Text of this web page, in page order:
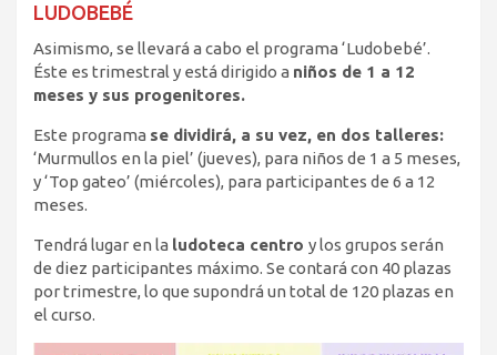
LUDOBEBÉ
Asimismo, se llevará a cabo el programa ‘Ludobebé’.
Éste es trimestral y está dirigido a niños de 1 a 12
meses y sus progenitores.
Este programa se dividirá, a su vez, en dos talleres:
‘Murmullos en la piel’ (jueves), para niños de 1 a 5 meses,
y ‘Top gateo’ (miércoles), para participantes de 6 a 12
meses.
Tendrá lugar en la ludoteca centro y los grupos serán
de diez participantes máximo. Se contará con 40 plazas
por trimestre, lo que supondrá un total de 120 plazas en
el curso.